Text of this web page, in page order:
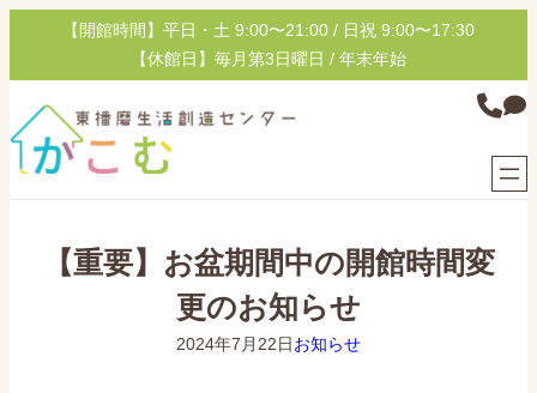
を
キ
ッ
プ
【開館時間】平日・土 9:00〜21:00 / 日祝 9:00〜17:30
【休館日】毎月第3日曜日 / 年末年始
グ
プ
ン
ク
【重要】お盆期間中の開館時間変
更のお知らせ
2024年7月22日お知らせ